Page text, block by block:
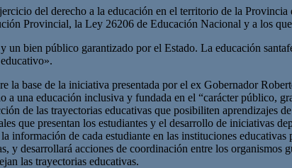
del derecho a la educación en el territorio de la
Provincial, la Ley 26206 de Educación Nacional y a los
bien público garantizado por el Estado. La educación
la base de la iniciativa presentada por el ex Gobernador
a una educación inclusiva y fundada en el “carácter público,
de las trayectorias educativas que posibiliten aprendizajes
que presentan los estudiantes y el desarrollo de iniciativas
de cada estudiante en las instituciones
y desarrollará acciones de coordinación entre los
las trayectorias educativas.